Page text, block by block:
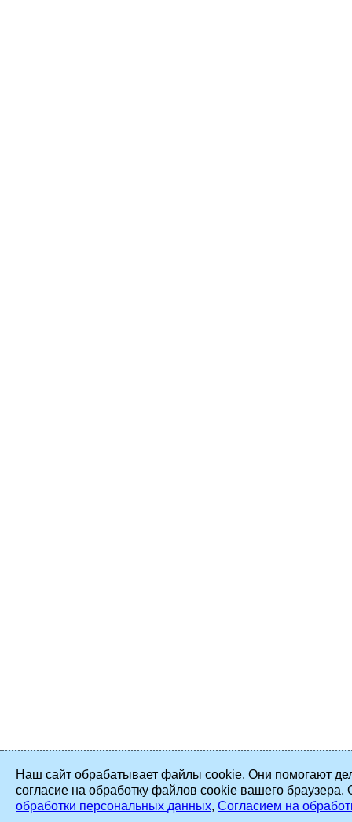
Наш сайт обрабатывает файлы cookie. Они помогают
согласие на обработку файлов cookie вашего
обработки персональных данных, Согласием на